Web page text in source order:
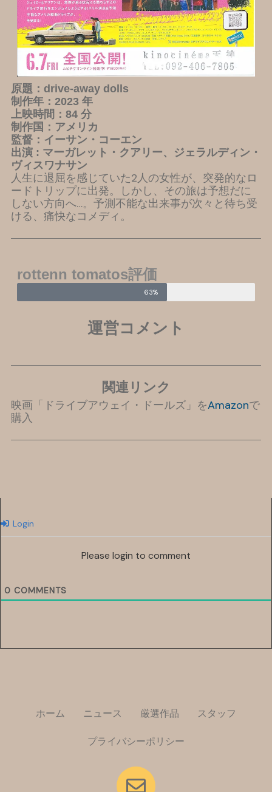
原題：drive-away dolls
制作年：2023 年
上映時間：84 分
制作国：アメリカ
監督：イーサン・コーエン
出演 : マーガレット・クアリー、ジェラルディン・
ヴィスワナサン
人生に退屈を感じていた2人の女性が、突発的なロ
ードトリップに出発。しかし、その旅は予想だに
しない方向へ…。予測不能な出来事が次々と待ち受
ける、痛快なコメディ。
rottenn tomatos評価
63%
運営コメント
関連リンク
映画「ドライブアウェイ・ドールズ」をAmazonで
購入
Login
Please login to comment
0 COMMENTS
ホーム ニュース 厳選作品 スタッフ
プライバシーポリシー